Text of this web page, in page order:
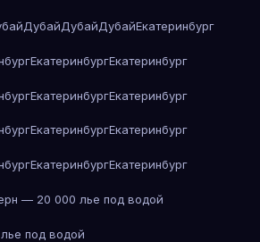
ДубайДубайДубайЕкатеринбург
ЕкатеринбургЕкатеринбург
ЕкатеринбургЕкатеринбург
ЕкатеринбургЕкатеринбург
ЕкатеринбургЕкатеринбург
— 20 000 лье под водой
под водой